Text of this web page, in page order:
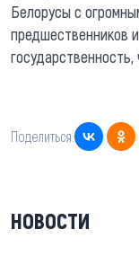
Белорусы с
предшественников
Поделиться:
НОВОСТИ